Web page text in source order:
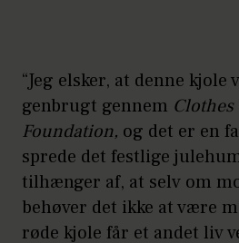
“Jeg elsker, at denne kjole
genbrugt gennem
Foundation, og det er en
sprede det festlige
tilhænger af, at selv om
behøver det ikke at være
røde kjole får et andet liv